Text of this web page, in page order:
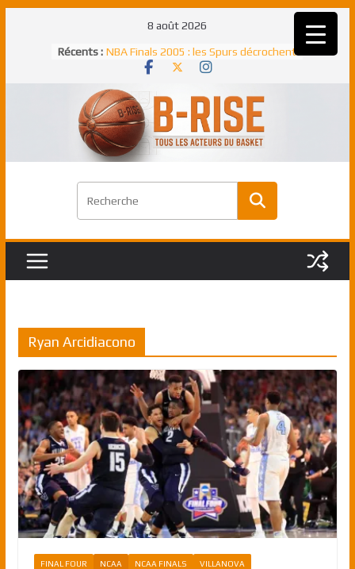
8 août 2026
Récents : NBA Finals 2005 : les Spurs décrochent
un troisième titre NBA, la rude bataille
NBA Finals 2021 : les Bucks et Giannis
Antetokounmpo triomphent, le Greek
Freek élu MVP
Shai Gilgeous-Alexander : son premier
match à plus de 40 points en NBA, le
Pau Gasol dans l’histoire en 2002 :
premier européen sacré Rookie de
Rudy Gobert, deuxième Français élu
Ryan Arcidiacono
FINAL FOUR NCAA NCAA FINALS VILLANOVA